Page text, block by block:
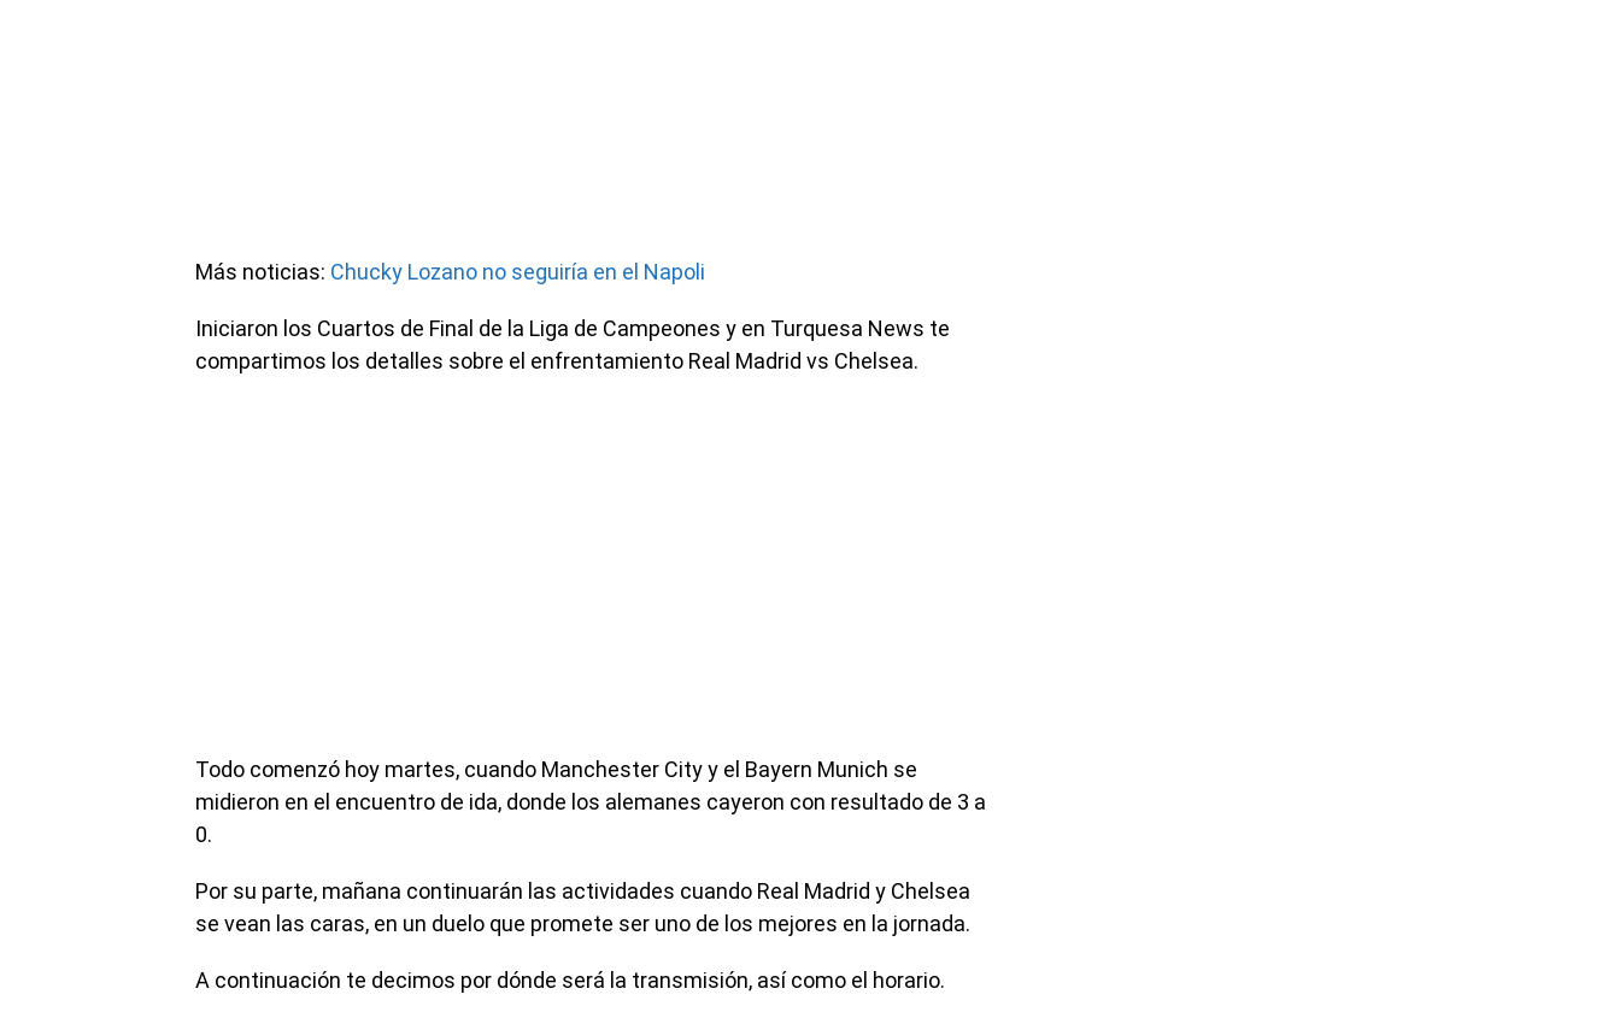
Más noticias: Chucky Lozano no seguiría en el Napoli
Iniciaron los Cuartos de Final de la Liga de Campeones y en Turquesa News te
compartimos los detalles sobre el enfrentamiento Real Madrid vs Chelsea.
Todo comenzó hoy martes, cuando Manchester City y el Bayern Munich se
midieron en el encuentro de ida, donde los alemanes cayeron con resultado de 3 a
0.
Por su parte, mañana continuarán las actividades cuando Real Madrid y Chelsea
se vean las caras, en un duelo que promete ser uno de los mejores en la jornada.
A continuación te decimos por dónde será la transmisión, así como el horario.